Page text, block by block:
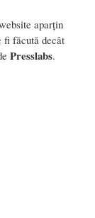
aparțin
fi făcută decât
Presslabs.